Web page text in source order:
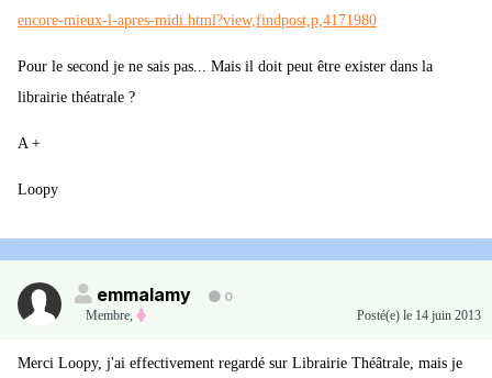
encore-mieux-l-apres-midi.html?view,findpost,p,4171980
Pour le second je ne sais pas... Mais il doit peut être exister dans la
librairie théatrale ?
A +
Loopy
emmalamy
0
Membre, Posté(e) le 14 juin 2013
Merci Loopy, j'ai effectivement regardé sur Librairie Théâtrale, mais je